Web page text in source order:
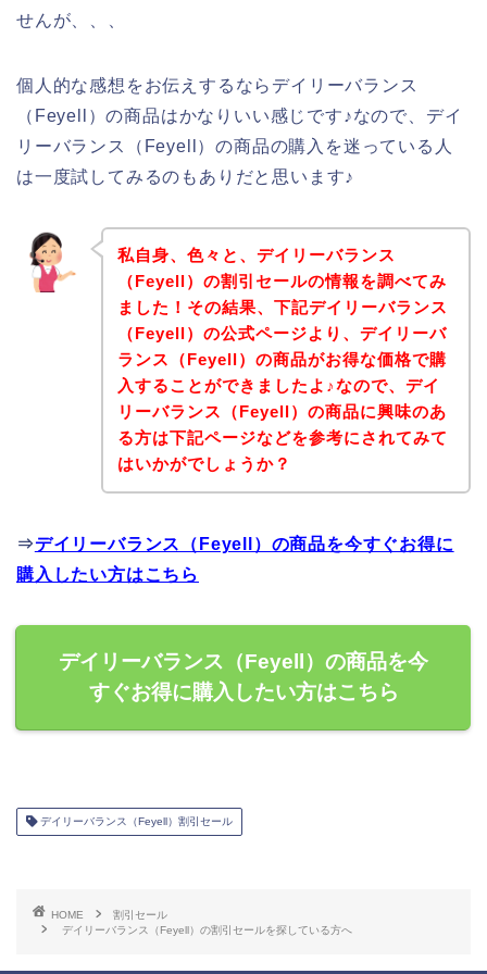
せんが、、、
個人的な感想をお伝えするならデイリーバランス
（Feyell）の商品はかなりいい感じです♪なので、デイ
リーバランス（Feyell）の商品の購入を迷っている人
は一度試してみるのもありだと思います♪
私自身、色々と、デイリーバランス
（Feyell）の割引セールの情報を調べてみ
ました！その結果、下記デイリーバランス
（Feyell）の公式ページより、デイリーバ
ランス（Feyell）の商品がお得な価格で購
入することができましたよ♪なので、デイ
リーバランス（Feyell）の商品に興味のあ
る方は下記ページなどを参考にされてみて
はいかがでしょうか？
⇒デイリーバランス（Feyell）の商品を今すぐお得に
購入したい方はこちら
デイリーバランス（Feyell）の商品を今
すぐお得に購入したい方はこちら
デイリーバランス（Feyell）割引セール
HOME
割引セール
デイリーバランス（Feyell）の割引セールを探している方へ